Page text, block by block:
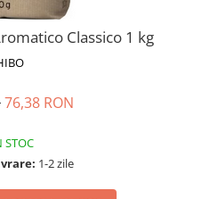
Classico 1 kg
76,38 RON
STOC
1-2 zile